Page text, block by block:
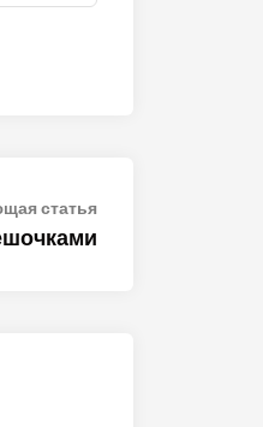
статьяСледующая